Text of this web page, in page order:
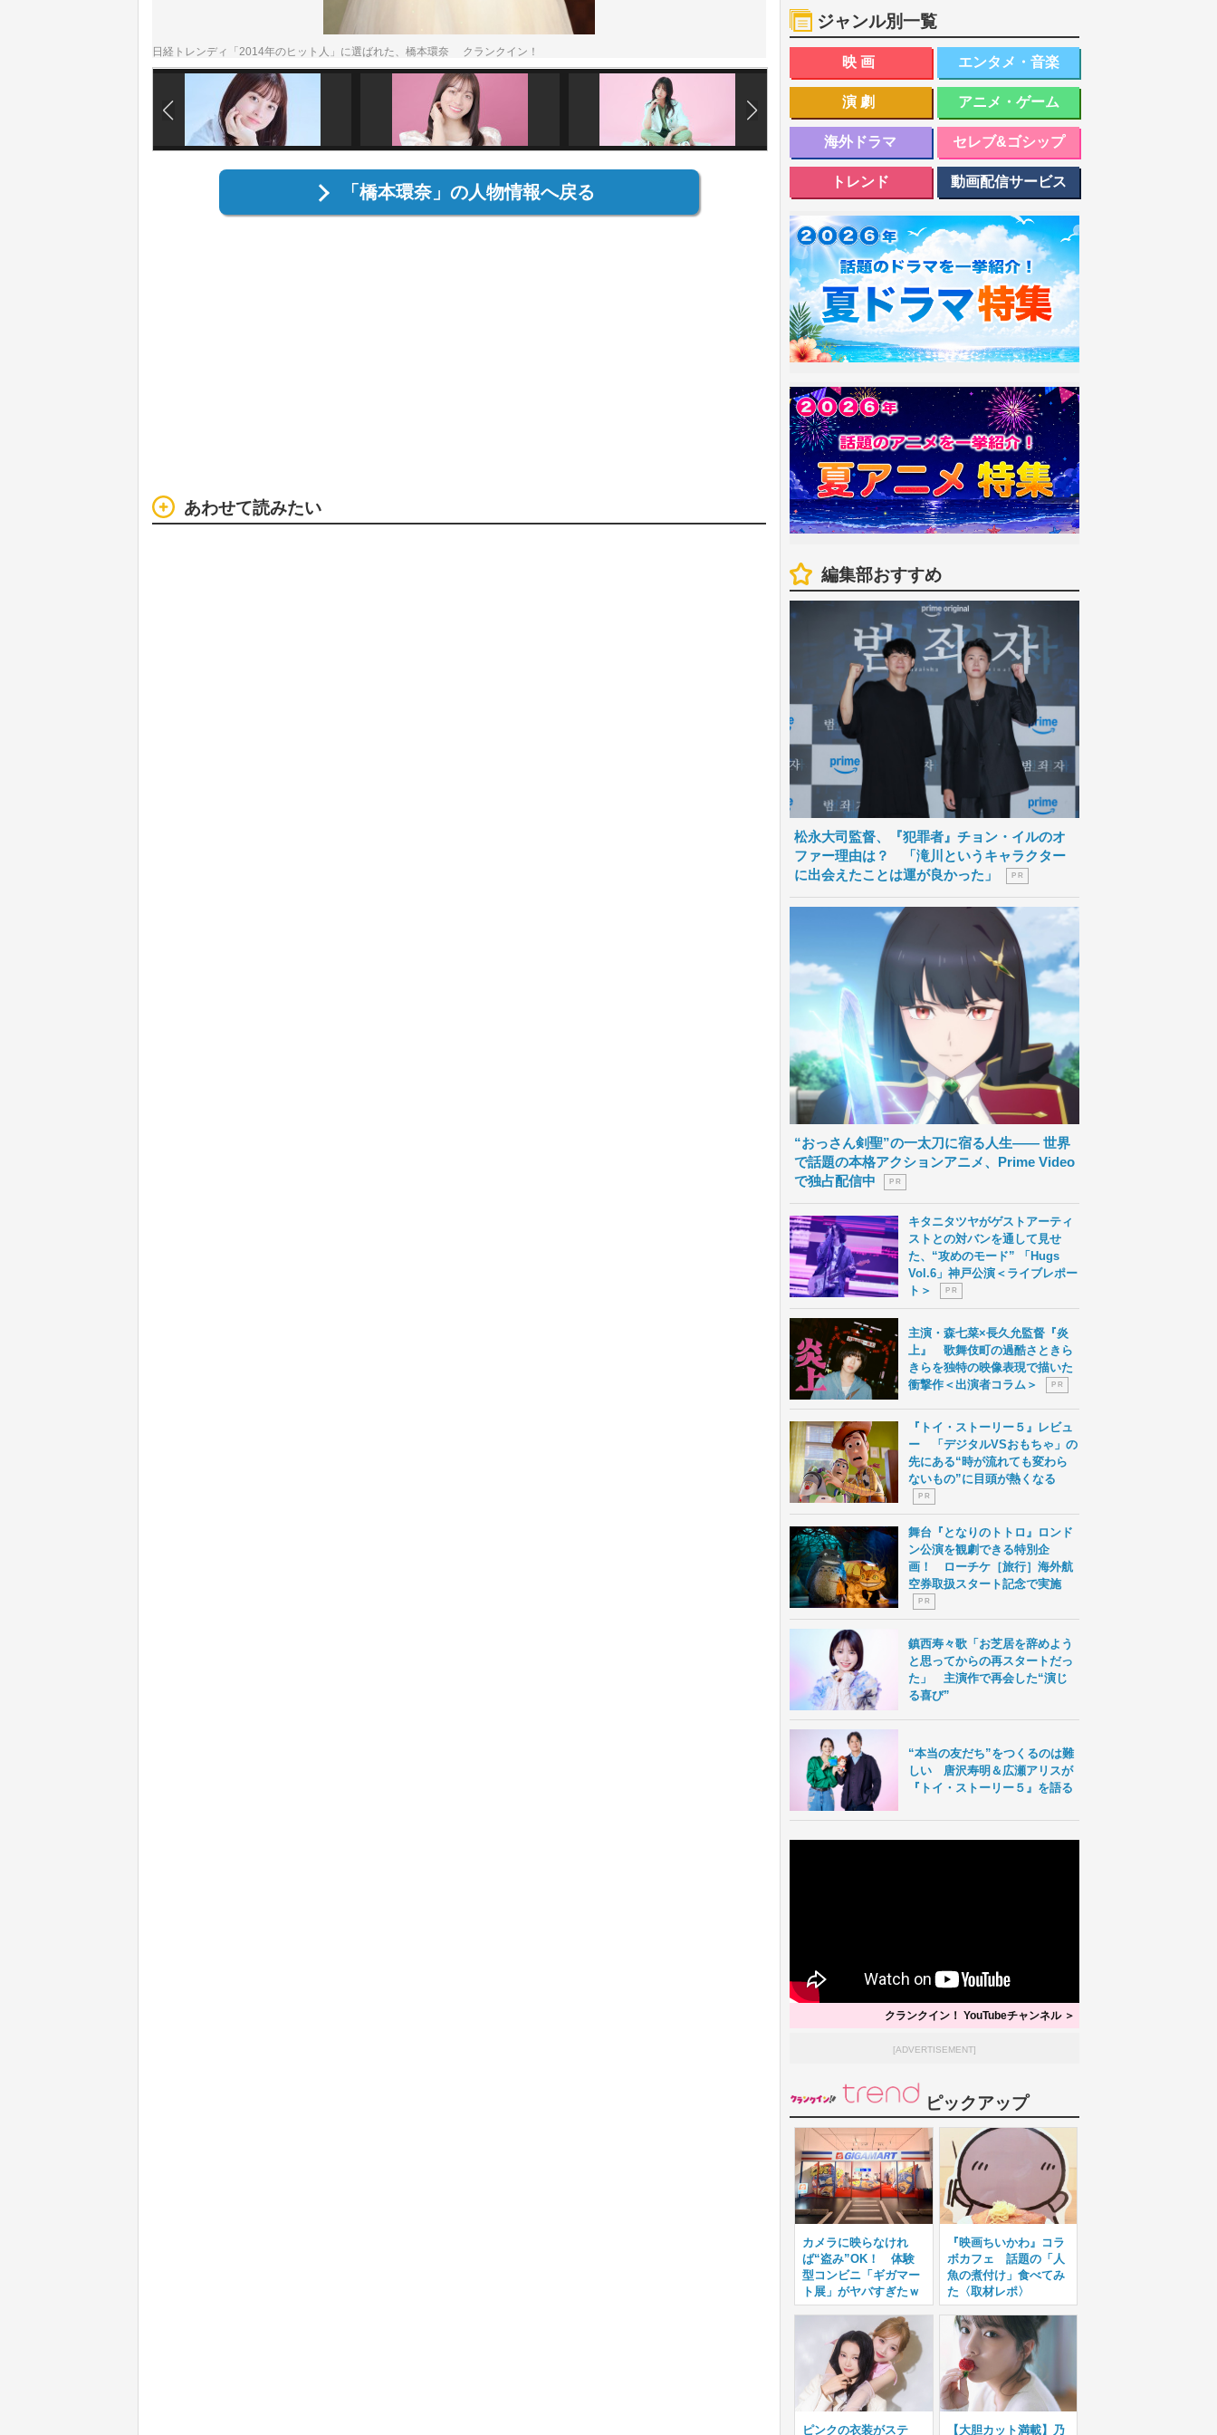
日経トレンディ「2014年のヒット人」に選ばれた、橋本環奈 クランクイン！
「橋本環奈」の人物情報へ戻る
あわせて読みたい
ジャンル別一覧
映画 エンタメ・音楽
演劇 アニメ・ゲーム
海外ドラマ セレブ&ゴシップ
トレンド 動画配信サービス
編集部おすすめ
松永大司監督、『犯罪者』チョン・イルのオ
ファー理由は？ 「滝川というキャラクター
に出会えたことは運が良かった」
P R
“おっさん剣聖”の一太刀に宿る人生―― 世界
で話題の本格アクションアニメ、Prime Video
で独占配信中
P R
キタニタツヤがゲストアーティ
ストとの対バンを通して見せ
た、“攻めのモード” 「Hugs
Vol.6」神戸公演＜ライブレポー
ト＞
P R
主演・森七菜×長久允監督『炎
上』 歌舞伎町の過酷さときら
きらを独特の映像表現で描いた
衝撃作＜出演者コラム＞
P R
『トイ・ストーリー５』レビュ
ー 「デジタルVSおもちゃ」の
先にある“時が流れても変わら
ないもの”に目頭が熱くなる
P R
舞台『となりのトトロ』ロンド
ン公演を観劇できる特別企
画！ ローチケ［旅行］海外航
空券取扱スタート記念で実施
P R
鎮西寿々歌「お芝居を辞めよう
と思ってからの再スタートだっ
た」 主演作で再会した“演じ
る喜び”
“本当の友だち”をつくるのは難
しい 唐沢寿明＆広瀬アリスが
『トイ・ストーリー５』を語る
クランクイン！ YouTubeチャンネル ＞
[ADVERTISEMENT]
ピックアップ
カメラに映らなけれ
ば“盗み”OK！ 体験
型コンビニ「ギガマー
ト展」がヤバすぎたｗ
『映画ちいかわ』コラ
ボカフェ 話題の「人
魚の煮付け」食べてみ
た〈取材レポ〉
ピンクの衣装がステ 【大胆カット満載】乃